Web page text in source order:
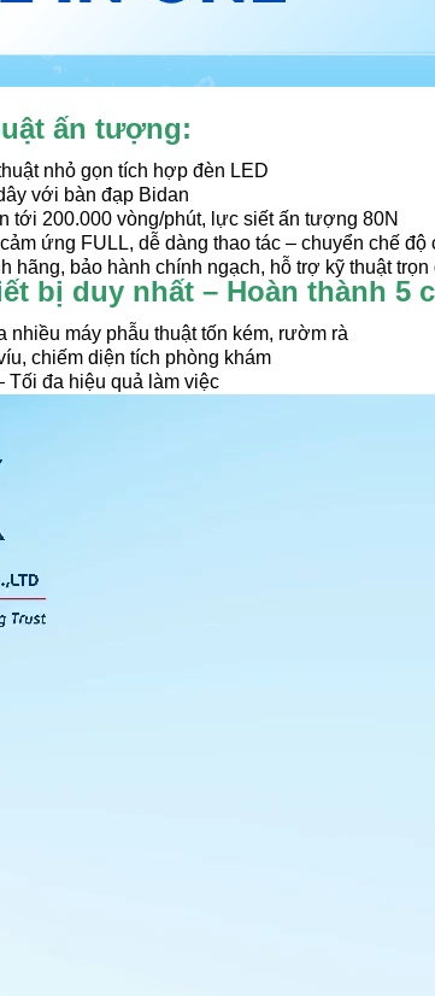
ấn tượng:
nhỏ gọn tích hợp đèn LED
với bàn đạp Bidan
tới 200.000 vòng/phút, lực siết ấn tượng 80N
ứng FULL, dễ dàng thao tác – chuyển chế độ
hãng, bảo hành chính ngạch, hỗ trợ kỹ thuật trọn
bị duy nhất – Hoàn thành 5
nhiều máy phẫu thuật tốn kém, rườm rà
chiếm diện tích phòng khám
Tối đa hiệu quả làm việc